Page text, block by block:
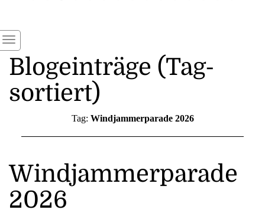
Blogeinträge (Tag-
sortiert)
Tag: Windjammerparade 2026
Windjammerparade
2026